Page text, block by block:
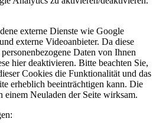
externe Dienste wie Google
externe Videoanbieter. Da diese
Daten von Ihnen
hier deaktivieren. Bitte beachten Sie,
Cookies die Funktionalität und das
erheblich beeinträchtigen kann. Die
einem Neuladen der Seite wirksam.